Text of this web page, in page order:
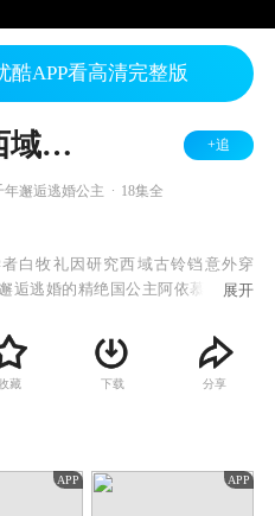
酷APP看高清完整版
我的西域公主 +追
年邂逅逃婚公主 18集全
白牧礼因研究西域古铃铛意外穿
逅逃婚的精绝国公主阿依慕，在白
沙耶斗智斗勇，经历种种磨难后阿
牧礼携手共赴精绝国破除了莎车国
精绝国的危机。当两人约定携手游
展开
藏 下载 分享
APP APP